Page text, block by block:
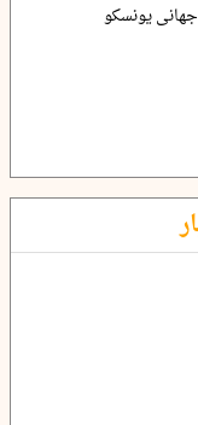
یونسکو